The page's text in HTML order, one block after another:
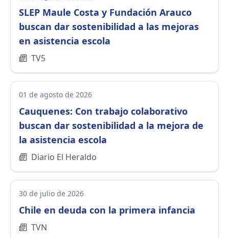
SLEP Maule Costa y Fundación Arauco
buscan dar sostenibilidad a las mejoras
en asistencia escola
TV5
01 de agosto de 2026
Cauquenes: Con trabajo colaborativo
buscan dar sostenibilidad a la mejora de
la asistencia escola
Diario El Heraldo
30 de julio de 2026
Chile en deuda con la primera infancia
TVN